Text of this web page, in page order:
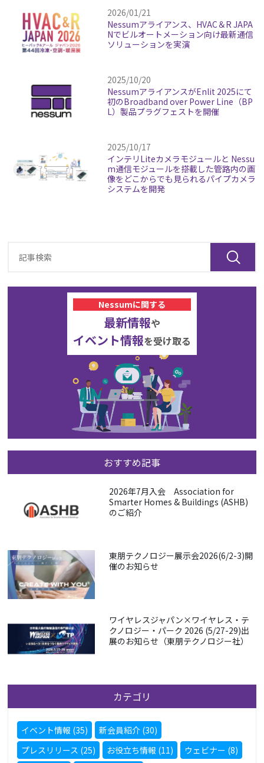
2026/01/21
Nessumアライアンス、HVAC＆R JAPA
Nでビルオートメーション向け最新通信
ソリューションを実演
2025/10/20
NessumアライアンスがEnlit 2025にて
初のBroadband over Power Line（BP
L）製品プラグフェストを開催
2025/10/17
インテリLiteカメラモジュールと Nessu
m通信モジュールを搭載した管路内の画
像をどこからでも見られるパイプカメラ
システムを開発
Nessumに関する
最新情報や
イベント情報を受け取る
おすすめ記事
2026年7月入会 Association for
Smarter Homes & Buildings (ASHB)
のご紹介
東朋テクノロジー展示会2026(6/2-3)開
催のお知らせ
ワイヤレスジャパン×ワイヤレス・テ
クノロジー・パーク 2026 (5/27-29)出
展のお知らせ（東朋テクノロジー社）
カテゴリ
イベント情報 (35)
新会員紹介 (30)
プレスリリース (25)
お役立ち情報 (11)
ウェビナー (8)